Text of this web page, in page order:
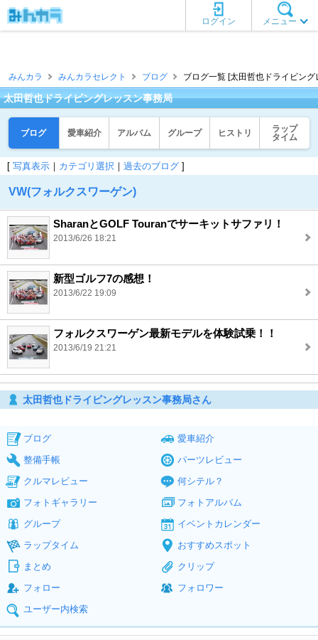
メニュー
ログイン
みんカラ みんカラセレクト ブログ ブログ一覧 [太田哲也ドライビン
太田哲也ドライビングレッスン事務局
ブログ 愛車紹介 アルバム グループ ヒストリ
ラップ
タイム
[ 写真表示 ｜ カテゴリ選択 ｜ 過去のブログ ]
VW(フォルクスワーゲン)
SharanとGOLF Touranでサーキットサファリ！
2013/6/26 18:21
新型ゴルフ7の感想！
2013/6/22 19:09
フォルクスワーゲン最新モデルを体験試乗！！
2013/6/19 21:21
太田哲也ドライビングレッスン事務局さん
ブログ
愛車紹介
整備手帳
パーツレビュー
クルマレビュー
何シテル？
フォトギャラリー
フォトアルバム
グループ
イベントカレンダー
ラップタイム
おすすめスポット
まとめ
クリップ
フォロー
フォロワー
ユーザー内検索